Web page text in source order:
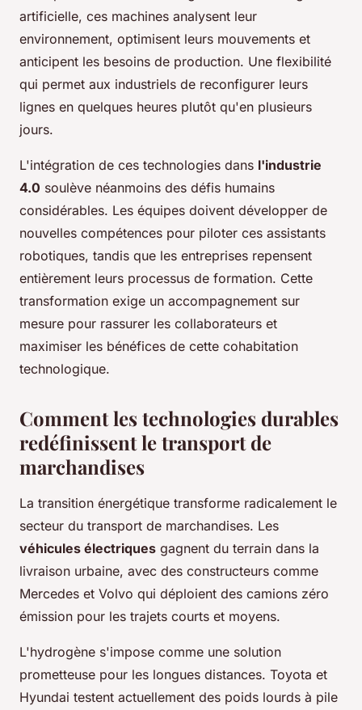
artificielle, ces machines analysent leur
environnement, optimisent leurs mouvements et
anticipent les besoins de production. Une flexibilité
qui permet aux industriels de reconfigurer leurs
lignes en quelques heures plutôt qu'en plusieurs
jours.
L'intégration de ces technologies dans l'industrie
4.0 soulève néanmoins des défis humains
considérables. Les équipes doivent développer de
nouvelles compétences pour piloter ces assistants
robotiques, tandis que les entreprises repensent
entièrement leurs processus de formation. Cette
transformation exige un accompagnement sur
mesure pour rassurer les collaborateurs et
maximiser les bénéfices de cette cohabitation
technologique.
Comment les technologies durables
redéfinissent le transport de
marchandises
La transition énergétique transforme radicalement le
secteur du transport de marchandises. Les
véhicules électriques gagnent du terrain dans la
livraison urbaine, avec des constructeurs comme
Mercedes et Volvo qui déploient des camions zéro
émission pour les trajets courts et moyens.
L'hydrogène s'impose comme une solution
prometteuse pour les longues distances. Toyota et
Hyundai testent actuellement des poids lourds à pile